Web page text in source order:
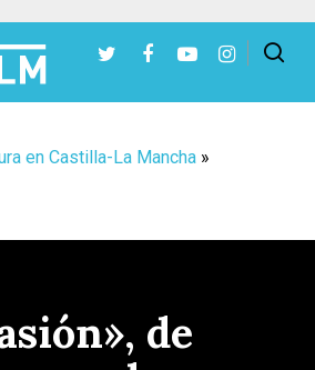
en Castilla-La Mancha »
de